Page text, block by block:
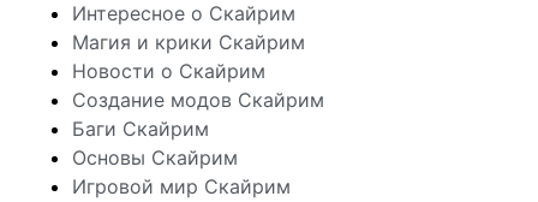
Интересное о Скайрим
Магия и крики Скайрим
Новости о Скайрим
Создание модов Скайрим
Баги Скайрим
Основы Скайрим
Игровой мир Скайрим